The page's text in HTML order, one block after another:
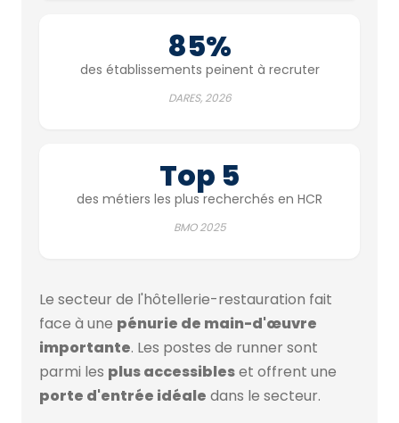
85%
des établissements peinent à recruter
DARES, 2026
Top 5
des métiers les plus recherchés en HCR
BMO 2025
Le secteur de l'hôtellerie-restauration fait
face à une pénurie de main-d'œuvre
importante. Les postes de runner sont
parmi les plus accessibleset offrent une
porte d'entrée idéale dans le secteur.